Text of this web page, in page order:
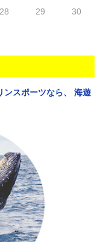
28 29
30
ンスポーツなら、
海遊